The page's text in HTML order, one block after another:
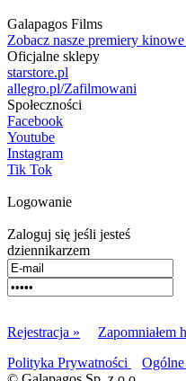
Galapagos Films
Zobacz nasze premiery
Oficjalne sklepy
starstore.pl
allegro.pl/Zafilmowani
Społeczności
Facebook
Youtube
Instagram
Tik Tok
Logowanie
Zaloguj się jeśli jesteś
dziennikarzem
Rejestracja »
Zapomniałem
Polityka Prywatności